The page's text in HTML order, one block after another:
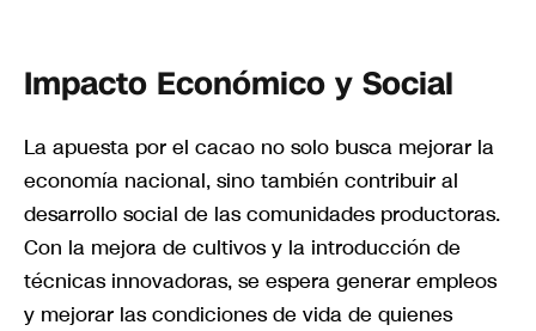
Impacto Económico y Social
La apuesta por el cacao no solo busca mejorar la
economía nacional, sino también contribuir al
desarrollo social de las comunidades productoras.
Con la mejora de cultivos y la introducción de
técnicas innovadoras, se espera generar empleos
y mejorar las condiciones de vida de quienes